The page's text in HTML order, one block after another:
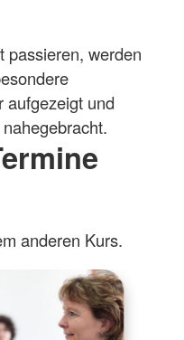
passieren, werden
aufgezeigt und
anderen Kurs.